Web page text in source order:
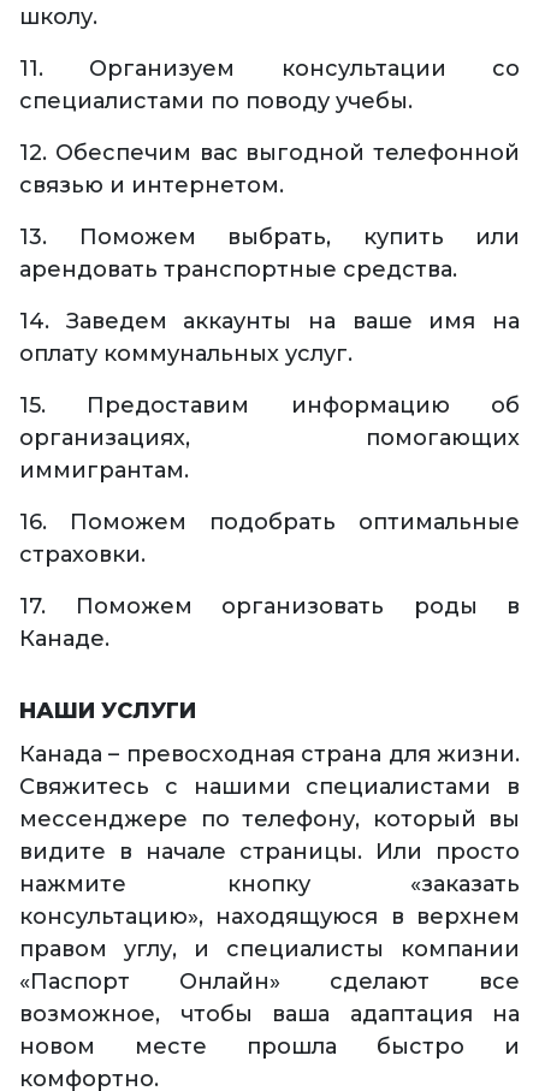
школу.
11. Организуем консультации со
специалистами по поводу учебы.
12. Обеспечим вас выгодной телефонной
связью и интернетом.
13. Поможем выбрать, купить или
арендовать транспортные средства.
14. Заведем аккаунты на ваше имя на
оплату коммунальных услуг.
15. Предоставим информацию об
организациях, помогающих
иммигрантам.
16. Поможем подобрать оптимальные
страховки.
17. Поможем организовать роды в
Канаде.
НАШИ УСЛУГИ
Канада – превосходная страна для жизни.
Свяжитесь с нашими специалистами в
мессенджере по телефону, который вы
видите в начале страницы. Или просто
нажмите кнопку «заказать
консультацию», находящуюся в верхнем
правом углу, и специалисты компании
«Паспорт Онлайн» сделают все
возможное, чтобы ваша адаптация на
новом месте прошла быстро и
комфортно.